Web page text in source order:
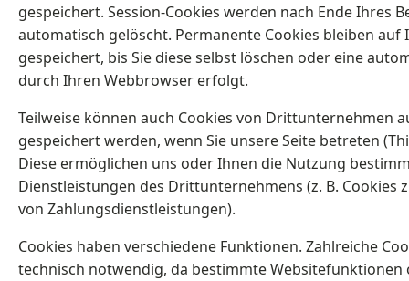
gespeichert. Session-Cookies werden nach Ende Ihres
automatisch gelöscht. Permanente Cookies bleiben auf
gespeichert, bis Sie diese selbst löschen oder eine
durch Ihren Webbrowser erfolgt.
Teilweise können auch Cookies von Drittunternehmen
gespeichert werden, wenn Sie unsere Seite betreten
Diese ermöglichen uns oder Ihnen die Nutzung
Dienstleistungen des Drittunternehmens (z. B. Cookies
von Zahlungsdienstleistungen).
Cookies haben verschiedene Funktionen. Zahlreiche
technisch notwendig, da bestimmte Websitefunktionen